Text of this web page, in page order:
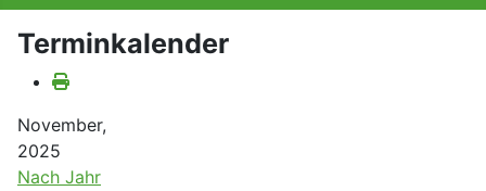
Terminkalender
November,
2025
Nach Jahr